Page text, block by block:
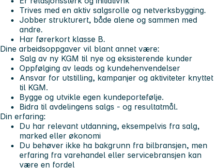
Trives med en aktiv salgsrolle og netverksbygging.
Jobber strukturert, både alene og sammen med
andre.
Har førerkort klasse B.
Dine arbeidsoppgaver vil blant annet være:
Salg av ny KGM til nye og eksisterende kunder
Oppfølging av leads og kundehenvendelser
Ansvar for utstilling, kampanjer og aktiviteter knyttet
til KGM.
Bygge og utvikle egen kundeportefølje.
Bidra til avdelingens salgs - og resultatmål.
Din erfaring:
Du har relevant utdanning, eksempelvis fra salg,
marked eller økonomi
Du behøver ikke ha bakgrunn fra bilbransjen, men
erfaring fra varehandel eller servicebransjen kan
være en fordel